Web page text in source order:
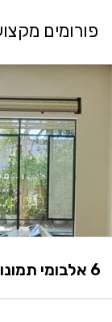
פורומים
6 אלבומי תמונות